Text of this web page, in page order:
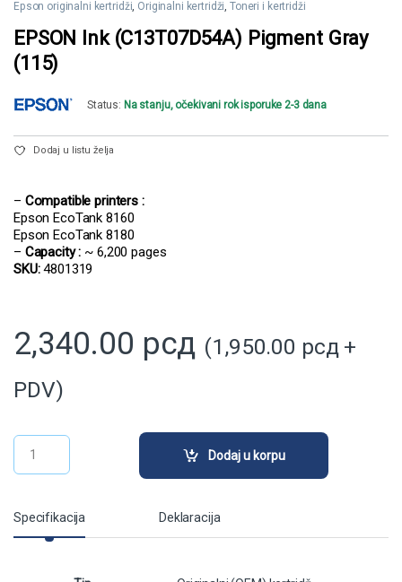
Epson originalni kertridži, Originalni kertridži,Toneri i kertridži
EPSON Ink (C13T07D54A) Pigment Gray
(115)
Status: Na stanju, očekivani rok isporuke 2-3 dana
Dodaj u listu želja
– Compatible printers :
Epson EcoTank 8160
Epson EcoTank 8180
– Capacity : ~ 6,200 pages
SKU:4801319
2,340.00 рсд (1,950.00 рсд+
PDV)
EPSON Ink (C13T07D54A) Pigment Gray (115) quantity
Dodaj u korpu
Specifikacija Deklaracija